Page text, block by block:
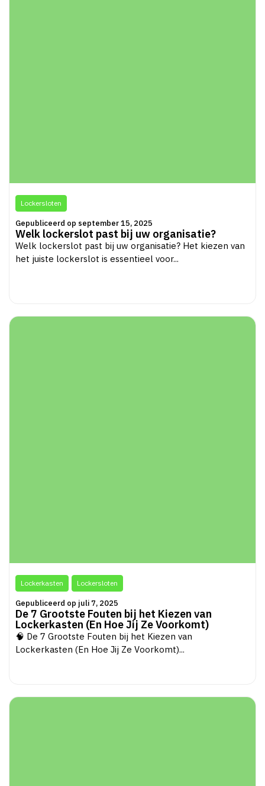
Lockersloten
Gepubliceerd op september 15, 2025
Welk lockerslot past bij uw organisatie?
Welk lockerslot past bij uw organisatie? Het kiezen van
het juiste lockerslot is essentieel voor...
Lockerkasten Lockersloten
Gepubliceerd op juli 7, 2025
De 7 Grootste Fouten bij het Kiezen van
Lockerkasten (En Hoe Jij Ze Voorkomt)
🧠 De 7 Grootste Fouten bij het Kiezen van
Lockerkasten (En Hoe Jij Ze Voorkomt)...